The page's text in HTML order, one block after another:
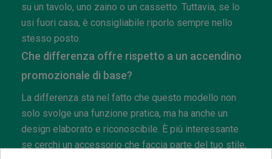
su un tavolo, uno zaino o un cassetto. Tuttavia, se lo
usi fuori casa, è consigliabile riporlo sempre nello
stesso posto.
Che differenza offre rispetto a un accendino
promozionale di base?
La differenza sta nel fatto che questo modello non
solo svolge una funzione pratica, ma ha anche un
design elaborato e riconoscibile. È più interessante
se cerchi un accessorio che faccia parte del tuo stile,